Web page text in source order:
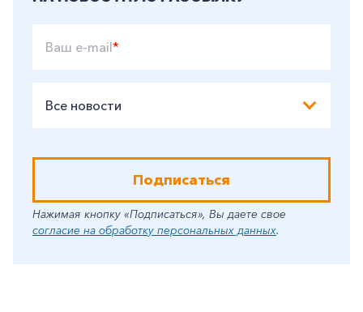
Ваш e-mail*
Все новости
Подписаться
Нажимая кнопку «Подписаться», Вы даете свое
согласие на обработку персональных данных.